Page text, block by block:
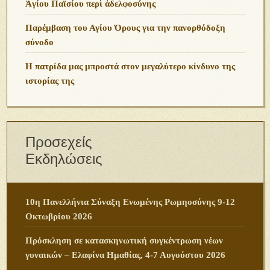
Ἁγίου Παϊσίου περὶ ἀδελφοσύνης
Παρέμβαση του Αγίου Όρους για την πανορθόδοξη
σύνοδο
Η πατρίδα μας μπροστά στον μεγαλύτερο κίνδυνο της
ιστορίας της
Προσεχείς
Εκδηλώσεις
10η Πανελλήνια Σύναξη Ενωμένης Ρωμηοσύνης 9-12
Οκτωβρίου 2026
Πρόσκληση σε κατασκηνωτική συγκέντρωση νέων
γυναικών – Ελαφίνα Ημαθίας, 4-7 Αυγούστου 2026